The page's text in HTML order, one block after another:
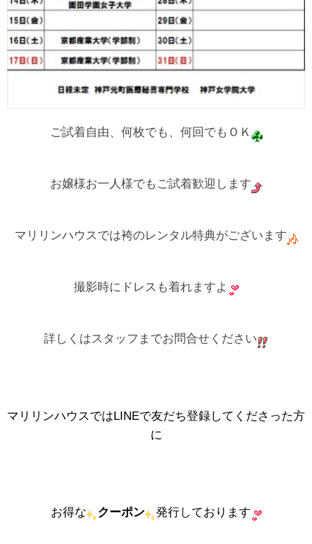
ご試着自由、何枚でも、何回でもＯＫ
お嬢様お一人様でもご試着歓迎します
マリリンハウスでは袴のレンタル特典がございます
撮影時にドレスも着れますよ
詳しくはスタッフまでお問合せください
マリリンハウスではLINEで友だち登録してくださった方
に
お得な クーポン 発行しております